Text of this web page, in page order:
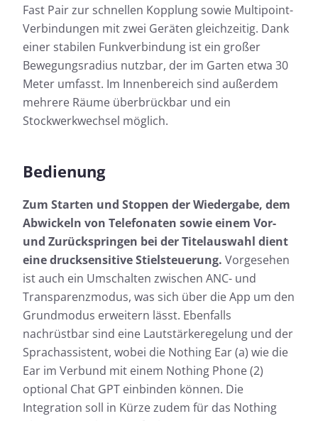
Fast Pair zur schnellen Kopplung sowie Multipoint-
Verbindungen mit zwei Geräten gleichzeitig. Dank
einer stabilen Funkverbindung ist ein großer
Bewegungsradius nutzbar, der im Garten etwa 30
Meter umfasst. Im Innenbereich sind außerdem
mehrere Räume überbrückbar und ein
Stockwerkwechsel möglich.
Bedienung
Zum Starten und Stoppen der Wiedergabe, dem
Abwickeln von Telefonaten sowie einem Vor-
und Zurückspringen bei der Titelauswahl dient
eine drucksensitive Stielsteuerung. Vorgesehen
ist auch ein Umschalten zwischen ANC- und
Transparenzmodus, was sich über die App um den
Grundmodus erweitern lässt. Ebenfalls
nachrüstbar sind eine Lautstärkeregelung und der
Sprachassistent, wobei die Nothing Ear (a) wie die
Ear im Verbund mit einem Nothing Phone (2)
optional Chat GPT einbinden können. Die
Integration soll in Kürze zudem für das Nothing